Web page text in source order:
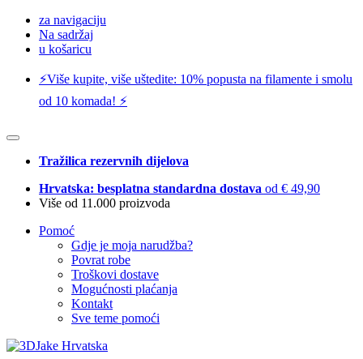
za navigaciju
Na sadržaj
u košaricu
⚡️Više kupite, više uštedite: 10% popusta na filamente i smolu
od 10 komada! ⚡️
Tražilica rezervnih dijelova
Hrvatska: besplatna standardna dostava od € 49,90
Više od 11.000 proizvoda
Pomoć
Gdje je moja narudžba?
Povrat robe
Troškovi dostave
Mogućnosti plaćanja
Kontakt
Sve teme pomoći